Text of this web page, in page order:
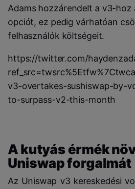
Adams hozzárendelt a v3-hoz
opciót, ez pedig várhatóan
felhasználók költségeit.
https://twitter.com/
v3-overtakes-sushiswap-by-
to-surpass-v2-this-month
A kutyás érmék
Uniswap forgalmát
Az Uniswap v3 kereskedési